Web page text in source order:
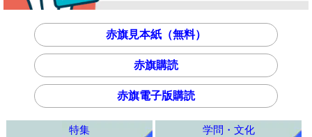
赤旗見本紙（無料）
赤旗購読
赤旗電子版購読
特集
学問・文化